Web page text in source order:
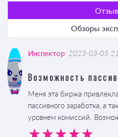
Обзоры
Инспектор 2023-03-05
Возможность
Меня эта биржа
пассивного заработка, а
уровнем комиссий.